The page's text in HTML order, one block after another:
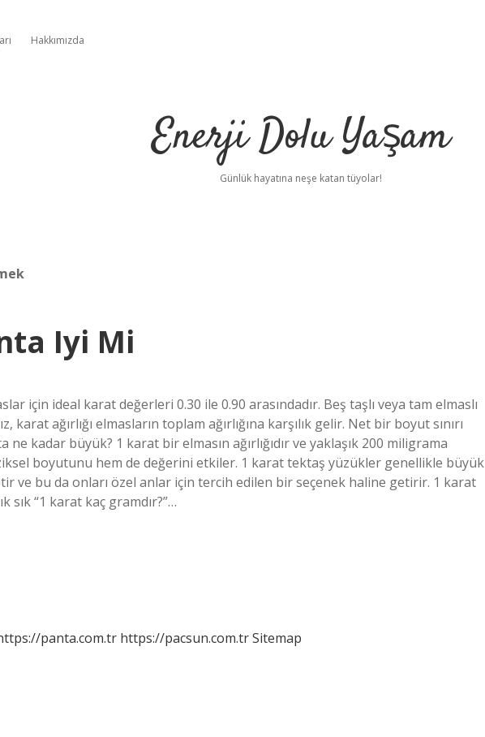
Hakkımızda
Enerji Dolu Yaşam
Günlük hayatına neşe katan tüyolar!
Iyi Mi
için ideal karat değerleri 0.30 ile 0.90 arasındadır. Beş taşlı veya tam elmaslı
karat ağırlığı elmasların toplam ağırlığına karşılık gelir. Net bir boyut sınırı
kadar büyük? 1 karat bir elmasın ağırlığıdır ve yaklaşık 200 miligrama
boyutunu hem de değerini etkiler. 1 karat tektaş yüzükler genellikle büyük
ve bu da onları özel anlar için tercih edilen bir seçenek haline getirir. 1 karat
sık “1 karat kaç gramdır?”…
panta.com.tr https://pacsun.com.trSitemap